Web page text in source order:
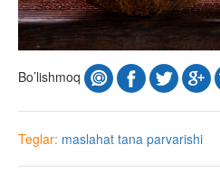
Bo’lishmoq
Teglar: maslahat tana parvarishi